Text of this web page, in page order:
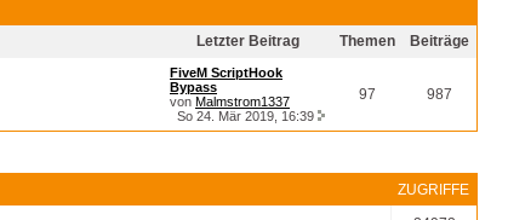
Letzter Beitrag Themen Beiträge
FiveM ScriptHook
Bypass
von Malmstrom1337
So 24. Mär 2019, 16:39
97 987
ZUGRIFFE